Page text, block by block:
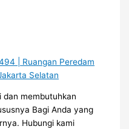
dan membutuhkan
Bagi Anda yang
Hubungi kami